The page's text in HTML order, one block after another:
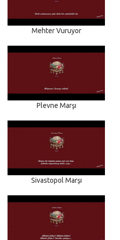
Mehter Vuruyor
Plevne Marşı
Sivastopol Marşı